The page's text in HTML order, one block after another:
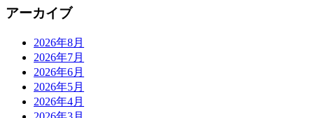
アーカイブ
2026年8月
2026年7月
2026年6月
2026年5月
2026年4月